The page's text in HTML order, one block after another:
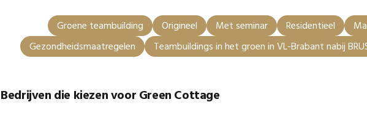
Groene teambuilding Origineel Met seminar Residentieel
Gezondheidsmaatregelen
Teambuildings in het groen in VL-Brabant nabij
Bedrijven die kiezen voor Green Cottage